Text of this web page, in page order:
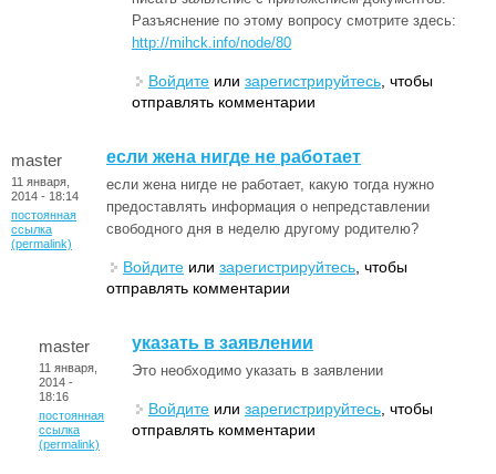
Разъяснение по этому вопросу смотрите здесь:
http://mihck.info/node/80
Войдите или зарегистрируйтесь , чтобы
отправлять комментарии
master
11 января,
2014 - 18:14
постоянная
ссылка
(permalink)
если жена нигде не работает
если жена нигде не работает, какую тогда нужно
предоставлять информация о непредставлении
свободного дня в неделю другому родителю?
Войдите или зарегистрируйтесь , чтобы
отправлять комментарии
master
11 января,
2014 -
18:16
постоянная
ссылка
(permalink)
указать в заявлении
Это необходимо указать в заявлении
Войдите или зарегистрируйтесь , чтобы
отправлять комментарии